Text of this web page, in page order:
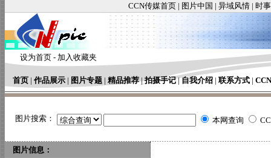
CCN传媒首页 | 图片中国 | 异域风情 | 时
设为首页 - 加入收藏夹
首页 | 作品展示 | 图片专题 | 精品推荐|拍摄手记|自我介绍 | 联系方式 |
图片搜索： 本网查询
图片信息：